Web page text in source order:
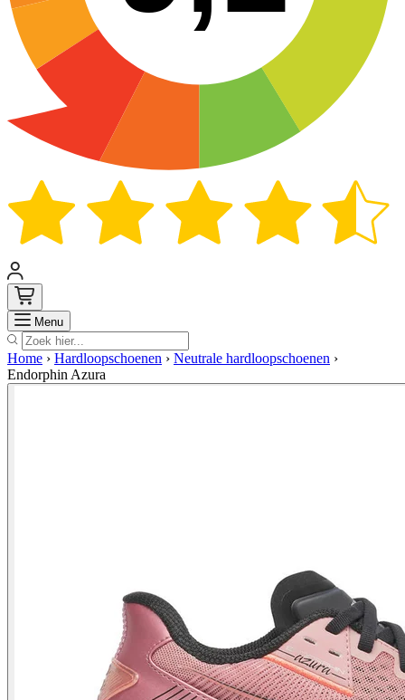
Menu Zoek
Home › Hardloopschoenen › Neutrale hardloopschoenen ›
Endorphin Azura